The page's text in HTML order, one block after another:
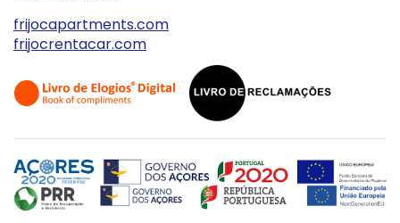
frijocapartments.com
frijocrentacar.com